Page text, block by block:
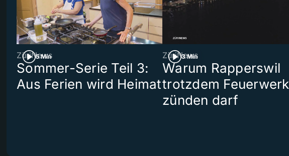
5 Min
ZüriNews
Sommer-Serie Teil 3:
Aus Ferien wird Heimat
3 Min
ZüriNews
Warum Rapperswil
trotzdem Feuerwerk
zünden darf